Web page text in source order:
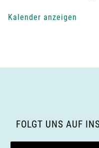
a
g
Kalender anzeigen
FOLGT UNS AUF